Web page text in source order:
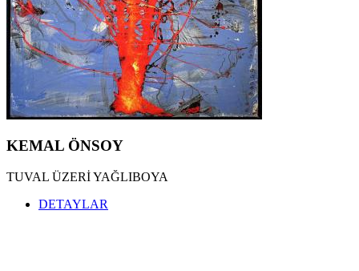
KEMAL ÖNSOY
TUVAL ÜZERİ YAĞLIBOYA
DETAYLAR